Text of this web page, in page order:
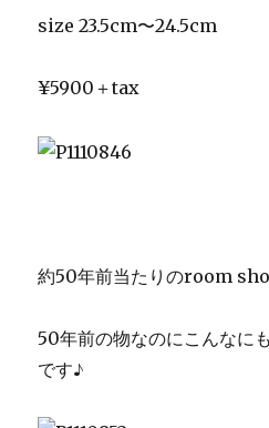
size 23.5cm〜24.5cm
¥5900＋tax
約50年前当たりのroom
50年前の物なのにこんなに
です♪